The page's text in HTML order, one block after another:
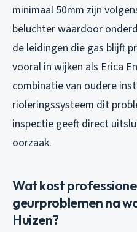
minimaal 50mm zijn
beluchter waardoor
de leidingen die gas blijft
vooral in wijken als Erica
combinatie van oudere
rioleringssysteem dit
inspectie geeft direct
oorzaak.
Wat kost
geurproblemen na
Huizen?